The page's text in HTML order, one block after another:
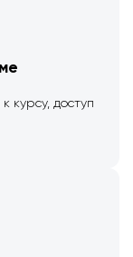
курсу, доступ